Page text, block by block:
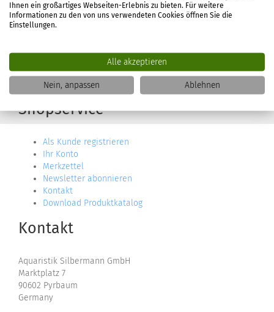
Impressum
Versand- & Zahlungsbedingungen
Privatsphäre und Datenschutz
Händleranfrage
Cookie Einstellungen
Shopservice
Als Kunde registrieren
Ihr Konto
Merkzettel
Newsletter abonnieren
Kontakt
Download Produktkatalog
Kontakt
Aquaristik Silbermann GmbH
Marktplatz 7
90602 Pyrbaum
Germany
Ihnen ein großartiges Webseiten-Erlebnis zu bieten. Für weitere
Informationen zu den von uns verwendeten Cookies öffnen Sie die
Einstellungen.
Alle akzeptieren
Nein, anpassen Ablehnen